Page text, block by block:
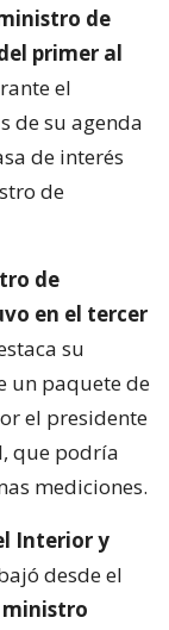
de
primer al
el
de su agenda
de interés
de
de
en el tercer
su
un paquete de
el presidente
que podría
mediciones.
Interior y
desde el
ministro